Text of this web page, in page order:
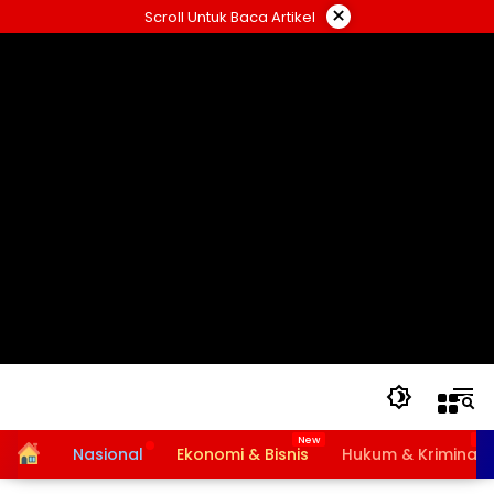
ke
Scroll Untuk Baca Artikel ×
HomeNasional Ekonomi & Bisnis Hukum & Kriminal
Bansos PKH dan BPNT